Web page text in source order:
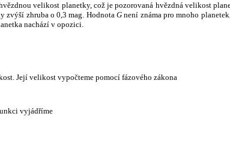
velikost planetky, což je pozorovaná hvězdná velikost
zvýší zhruba o 0,3 mag. HodnotaG není známa pro mnoho
nachází v opozici.
Její velikost vypočteme pomocí fázového zákona
vyjádříme